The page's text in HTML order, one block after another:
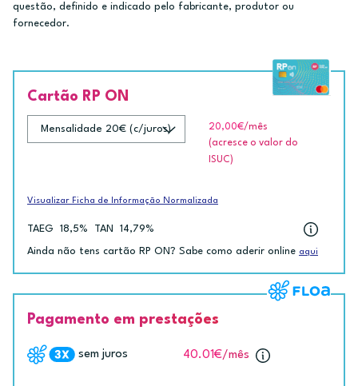
questão, definido e indicado pelo fabricante, produtor ou
fornecedor.
Cartão RP ON
20,00€/mês
(acresce o valor do
ISUC)
Visualizar Ficha de Informação Normalizada
TAEG 18,5% TAN 14,79%
Ainda não tens cartão RP ON? Sabe como aderir online aqui
Pagamento em prestações
sem juros 40.01€/mês